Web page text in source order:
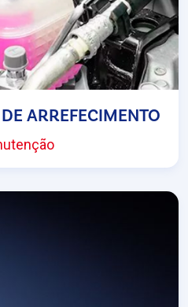
ARREFECIMENTO